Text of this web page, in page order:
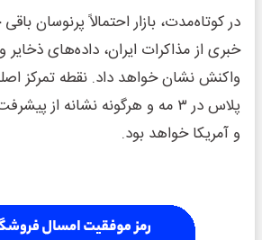
در کوتاه‌مدت، بازار احتمالاً پرنوسان
خبری از مذاکرات ایران، داده‌های
واکنش نشان خواهد داد. نقطه تمرکز
پلاس در ۳ مه و هرگونه نشانه از
و آمریکا خواهد بود.